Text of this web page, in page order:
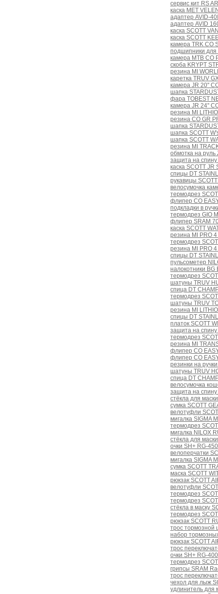
сервис кит RS
каска MET
адаптер AVID-
адаптер AVID
каска SCOTT
каска SCOTT
камера TRK CO
подшипники для
камера MTB CO
скоба KRYPT
резина MI
каретка TRUV
камера JR 20''
шапка
фара TOBEST
камера JR 24''
резина MI
резина CO GR
шапка
шапка SCOTT
шапка SCOTT
резина MI
обмотка на руль
защита на спину
каска SCOTT
спицы DT
рукавицы
велосумочка
термодрез
флипер CO
подкладки в
термодрез GIO
флипер SRAM
каска SCOTT
резина MI PRO
термодрез
резина MI PRO
спицы DT
пульсометер
налокотники BG
термодрез
шатуны TRUV
спица DT
термодрез
шатуны TRUV
резина MI
спицы DT
платок SCOTT
защита на спину
термодрез
резина MI
флипер CO
флипер CO
резинки на
шатуны TRUV
спица DT
велосумочка
защита на спину
стёкла для
сумка SCOTT
велотуфли
мигалка SIGMA
термодрез
мигалка NILOX
стёкла для
очки SH+ RG-
велоперчатки
мигалка SIGMA
сумка SCOTT
маска SCOTT
рюкзак SCOTT
велотуфли
термодрез
термодрез
стёкла в маску
термодрез
рюкзак SCOTT
трос тормозной
набор
рюкзак SCOTT
трос
очки SH+ RG-
термодрез
грипсы SRAM
трос
чехол для лыж
удлинитель для